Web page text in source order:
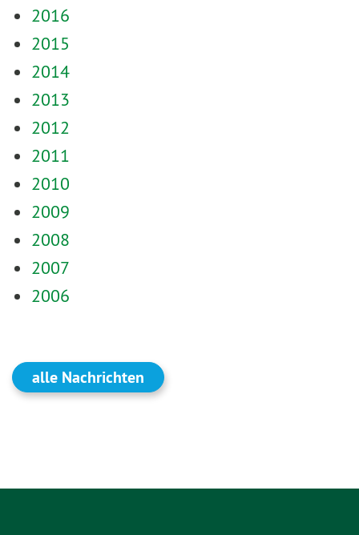
2016
2015
2014
2013
2012
2011
2010
2009
2008
2007
2006
alle Nachrichten